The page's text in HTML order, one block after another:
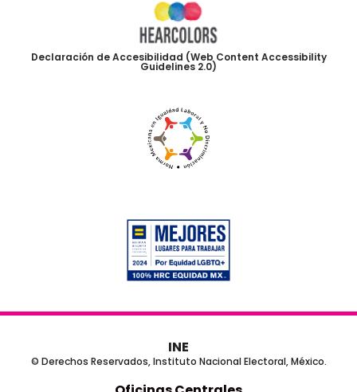
Declaración de Accesibilidad (Web Content Accessibility
Guidelines 2.0)
INE
© Derechos Reservados, Instituto Nacional Electoral, México.